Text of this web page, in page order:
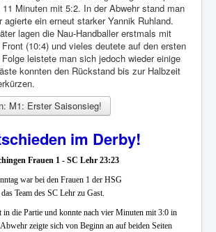
Minuten mit 5:2. In der Abwehr stand man
agierte ein erneut starker Yannik Ruhland.
lagen die Nau-Handballer erstmals mit
(10:4) und vieles deutete auf den ersten
leistete man sich jedoch wieder einige
konnten den Rückstand bis zur Halbzeit
M1: Erster Saisonsieg!
im Derby!
Frauen 1 - SC Lehr 23:23
war bei den Frauen 1 der HSG
Team des SC Lehr zu Gast.
in die Partie und konnte nach vier Minuten mit 3:0 in
zeigte sich von Beginn an auf beiden Seiten